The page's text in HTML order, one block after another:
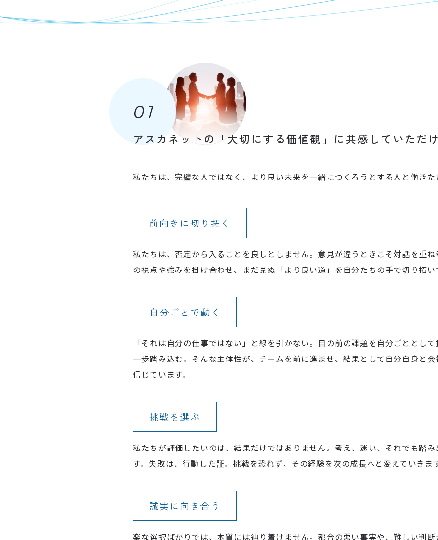
01
アスカネットの「大切にする価値観」に共感していただ
私たちは、完璧な人ではなく、より良い未来を一緒につくろうとする人と働きた
前向きに切り拓く
私たちは、否定から入ることを良しとしません。意見が違うときこそ対話を重ね
の視点や強みを掛け合わせ、まだ見ぬ「より良い道」を自分たちの手で切り拓い
自分ごとで動く
「それは自分の仕事ではない」と線を引かない。目の前の課題を自分ごととし
一歩踏み込む。そんな主体性が、チームを前に進ませ、結果として自分自身と
信じています。
挑戦を選ぶ
私たちが評価したいのは、結果だけではありません。考え、迷い、それでも踏
す。失敗は、行動した証。挑戦を恐れず、その経験を次の成長へと変えていきます
誠実に向き合う
楽な選択ばかりでは、本質には辿り着けません。都合の悪い事実や、難しい判断